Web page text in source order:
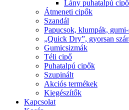
Lány puhatalpú cipő
Átmeneti cipők
Szandál
Papucsok, klumpák,
„Quick Dry”, gyorsan
Gumicsizmák
Téli cipő
Puhatalpú cipők
Szupinált
Akciós termékek
Kiegészítők
Kapcsolat